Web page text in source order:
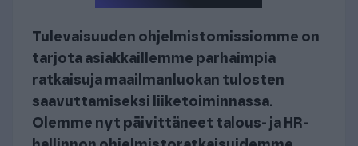
Tulevaisuuden ohjelmistomissiomme on
tarjota asiakkaillemme parhaimpia
ratkaisuja maailmanluokan tulosten
saavuttamiseksi liiketoiminnassa.
Olemme nyt päivittäneet talous- ja HR-